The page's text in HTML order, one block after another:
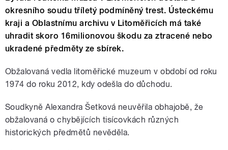
okresního soudu tříletý podmíněný trest. Ústeckému
kraji a Oblastnímu archivu v Litoměřicích má také
uhradit skoro 16milionovou škodu za ztracené nebo
ukradené předměty ze sbírek.
Obžalovaná vedla litoměřické muzeum v období od roku
1974 do roku 2012, kdy odešla do důchodu.
Soudkyně Alexandra Šetková neuvěřila obhajobě, že
obžalovaná o chybějících tisícovkách různých
historických předmětů nevěděla.